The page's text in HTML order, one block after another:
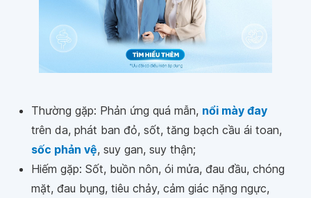
Thường gặp: Phản ứng quá mẫn, nổi mày đay
trên da, phát ban đỏ, sốt, tăng bạch cầu ái toan,
sốc phản vệ, suy gan, suy thận;
Hiếm gặp: Sốt, buồn nôn, ói mửa, đau đầu, chóng
mặt, đau bụng, tiêu chảy, cảm giác nặng ngực,